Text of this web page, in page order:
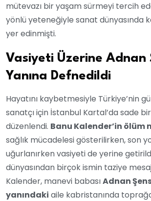
mütevazı bir yaşam sürmeyi tercih
yönlü yeteneğiyle sanat dünyasında
yer edinmişti.
Vasiyeti Üzerine Adnan
Yanına Defnedildi
Hayatını kaybetmesiyle Türkiye’nin
sanatçı için İstanbul Kartal’da sade
düzenlendi. Banu Kalender’in ölüm
sağlık mücadelesi gösterilirken, son
uğurlanırken vasiyeti de yerine
dünyasından birçok ismin taziye
Kalender, manevi babasıAdnan
yanındaki aile kabristanında